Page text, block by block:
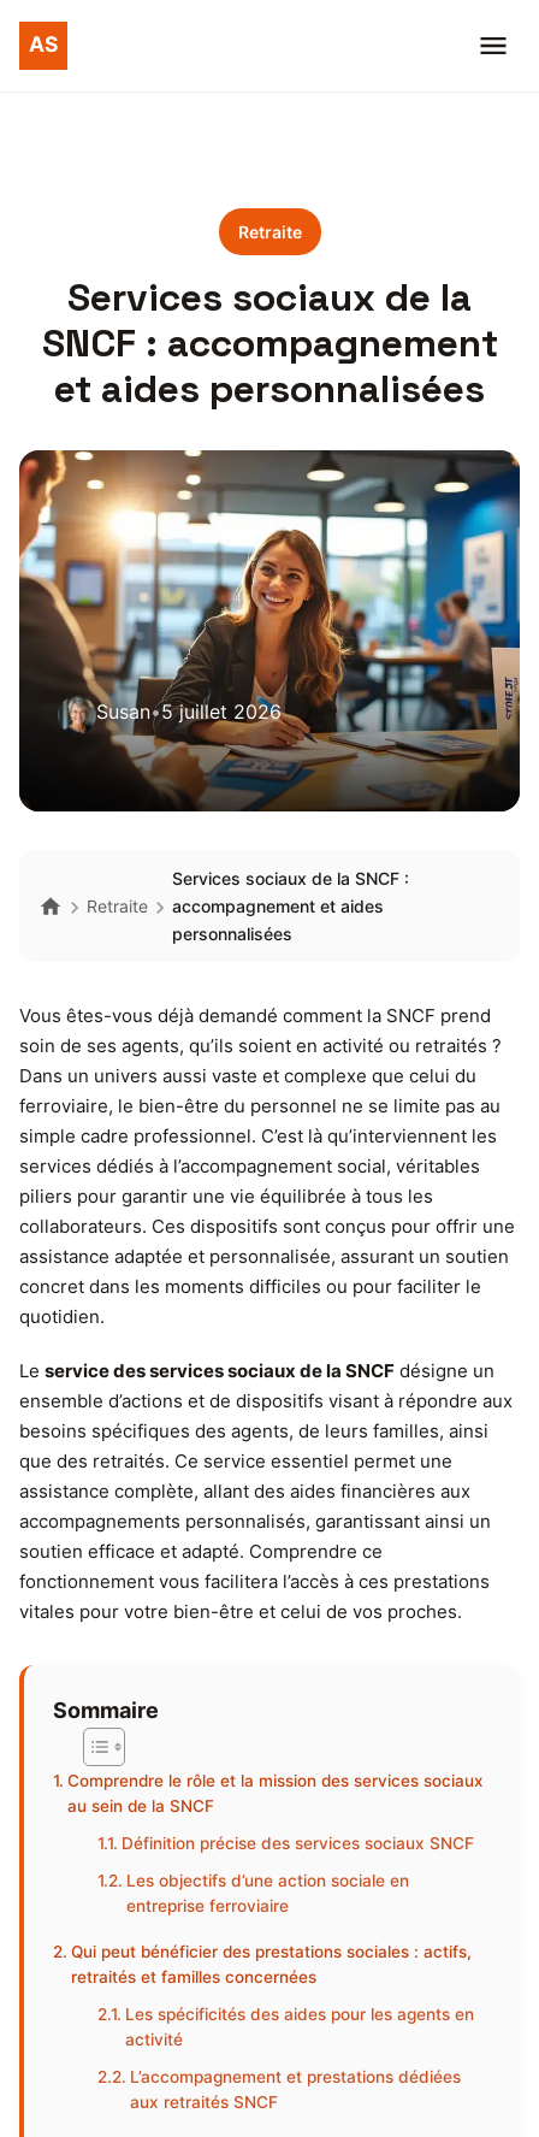
Retraite
Services sociaux de la
SNCF : accompagnement
et aides personnalisées
Susan•5 juillet 2026
Retraite
Services sociaux de la SNCF :
accompagnement et aides
personnalisées
Vous êtes-vous déjà demandé comment la SNCF prend
soin de ses agents, qu’ils soient en activité ou retraités ?
Dans un univers aussi vaste et complexe que celui du
ferroviaire, le bien-être du personnel ne se limite pas au
simple cadre professionnel. C’est là qu’interviennent les
services dédiés à l’accompagnement social, véritables
piliers pour garantir une vie équilibrée à tous les
collaborateurs. Ces dispositifs sont conçus pour offrir une
assistance adaptée et personnalisée, assurant un soutien
concret dans les moments difficiles ou pour faciliter le
quotidien.
Le service des services sociaux de la SNCF désigne un
ensemble d’actions et de dispositifs visant à répondre aux
besoins spécifiques des agents, de leurs familles, ainsi
que des retraités. Ce service essentiel permet une
assistance complète, allant des aides financières aux
accompagnements personnalisés, garantissant ainsi un
soutien efficace et adapté. Comprendre ce
fonctionnement vous facilitera l’accès à ces prestations
vitales pour votre bien-être et celui de vos proches.
Sommaire
Comprendre le rôle et la mission des services sociaux
au sein de la SNCF
Définition précise des services sociaux SNCF
Les objectifs d’une action sociale en
entreprise ferroviaire
Qui peut bénéficier des prestations sociales : actifs,
retraités et familles concernées
Les spécificités des aides pour les agents en
activité
L’accompagnement et prestations dédiées
aux retraités SNCF